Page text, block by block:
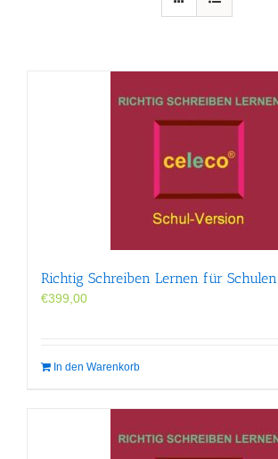
Richtig Schreiben Lernen für Schulen
€399,00
In den Warenkorb